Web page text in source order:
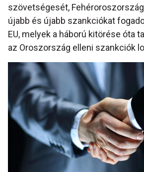
szövetségesét,
újabb és újabb szankciókat
EU, melyek a háború kitörése óta
az Oroszország elleni szankciók